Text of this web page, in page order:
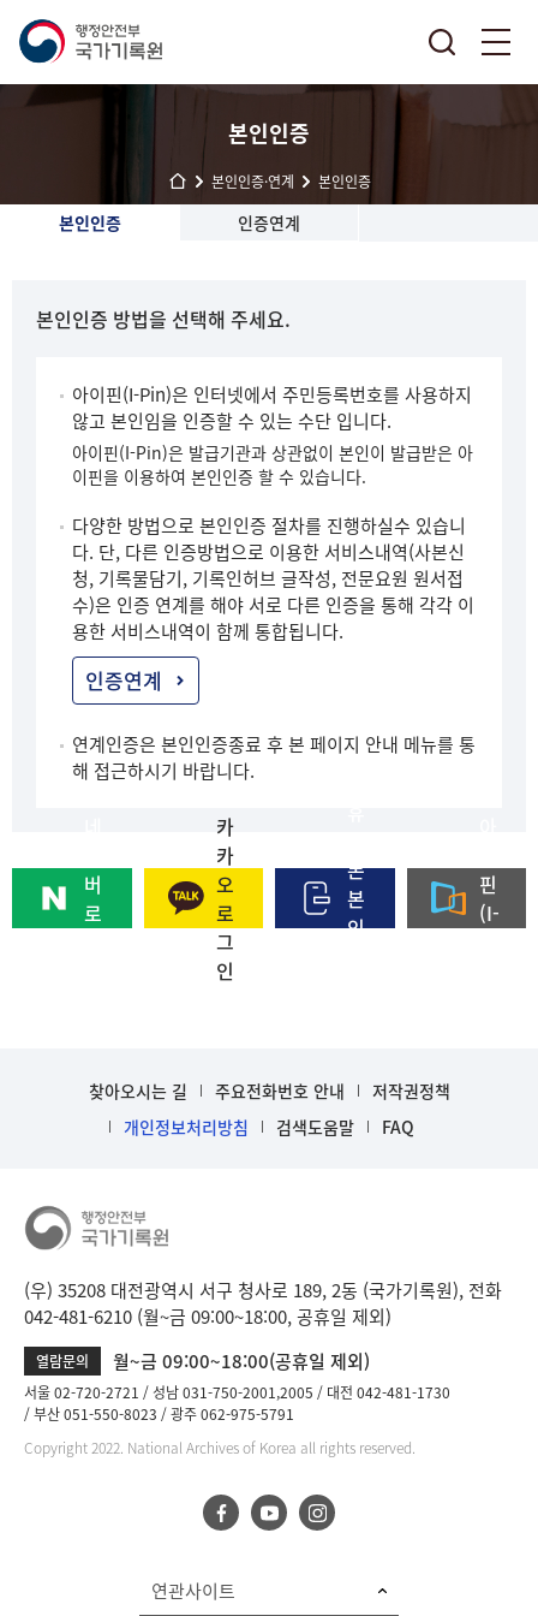
본인인증
본인인증·연계 본인인증
본인인증 인증연계
본인인증 방법을 선택해 주세요.
아이핀(I-Pin)은 인터넷에서 주민등록번호를 사용하지
않고 본인임을 인증할 수 있는 수단 입니다.
아이핀(I-Pin)은 발급기관과 상관없이 본인이 발급받은 아
이핀을 이용하여 본인인증 할 수 있습니다.
다양한 방법으로 본인인증 절차를 진행하실수 있습니
다. 단, 다른 인증방법으로 이용한 서비스내역(사본신
청, 기록물담기, 기록인허브 글작성, 전문요원 원서접
수)은 인증 연계를 해야 서로 다른 인증을 통해 각각 이
용한 서비스내역이 함께 통합됩니다.
인증연계
연계인증은 본인인증종료 후 본 페이지 안내 메뉴를 통
해 접근하시기 바랍니다.
버
로
카
카
오
로
그
인
폰
본
인
핀
(I-
찾아오시는 길 주요전화번호 안내
저작권정책
개인정보처리방침
검색도움말 FAQ
(우) 35208 대전광역시 서구 청사로 189, 2동 (국가기록원), 전화
042-481-6210 (월~금 09:00~18:00, 공휴일 제외)
열람문의 월~금 09:00~18:00(공휴일 제외)
서울 02-720-2721 성남 031-750-2001,2005
대전 042-481-1730
부산 051-550-8023
광주 062-975-5791
Copyright 2022. National Archives of Korea all rights reserved.
연관사이트